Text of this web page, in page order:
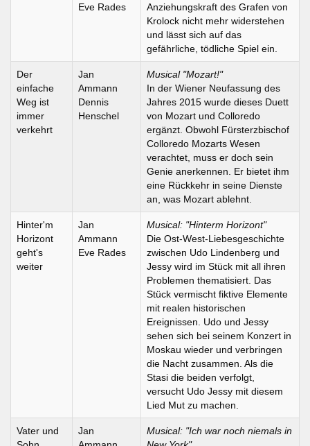
Eve Rades
Anziehungskraft des Grafen von
Krolock nicht mehr widerstehen
und lässt sich auf das
gefährliche, tödliche Spiel ein.
Der
einfache
Weg ist
immer
verkehrt
Jan
Ammann
Dennis
Henschel
Musical "Mozart!"
In der Wiener Neufassung des
Jahres 2015 wurde dieses Duett
von Mozart und Colloredo
ergänzt. Obwohl Fürsterzbischof
Colloredo Mozarts Wesen
verachtet, muss er doch sein
Genie anerkennen. Er bietet ihm
eine Rückkehr in seine Dienste
an, was Mozart ablehnt.
Hinter'm
Horizont
geht's
weiter
Jan
Ammann
Eve Rades
Musical: "Hinterm Horizont"
Die Ost-West-Liebesgeschichte
zwischen Udo Lindenberg und
Jessy wird im Stück mit all ihren
Problemen thematisiert. Das
Stück vermischt fiktive Elemente
mit realen historischen
Ereignissen. Udo und Jessy
sehen sich bei seinem Konzert in
Moskau wieder und verbringen
die Nacht zusammen. Als die
Stasi die beiden verfolgt,
versucht Udo Jessy mit diesem
Lied Mut zu machen.
Vater und
Jan
Musical: "Ich war noch niemals in